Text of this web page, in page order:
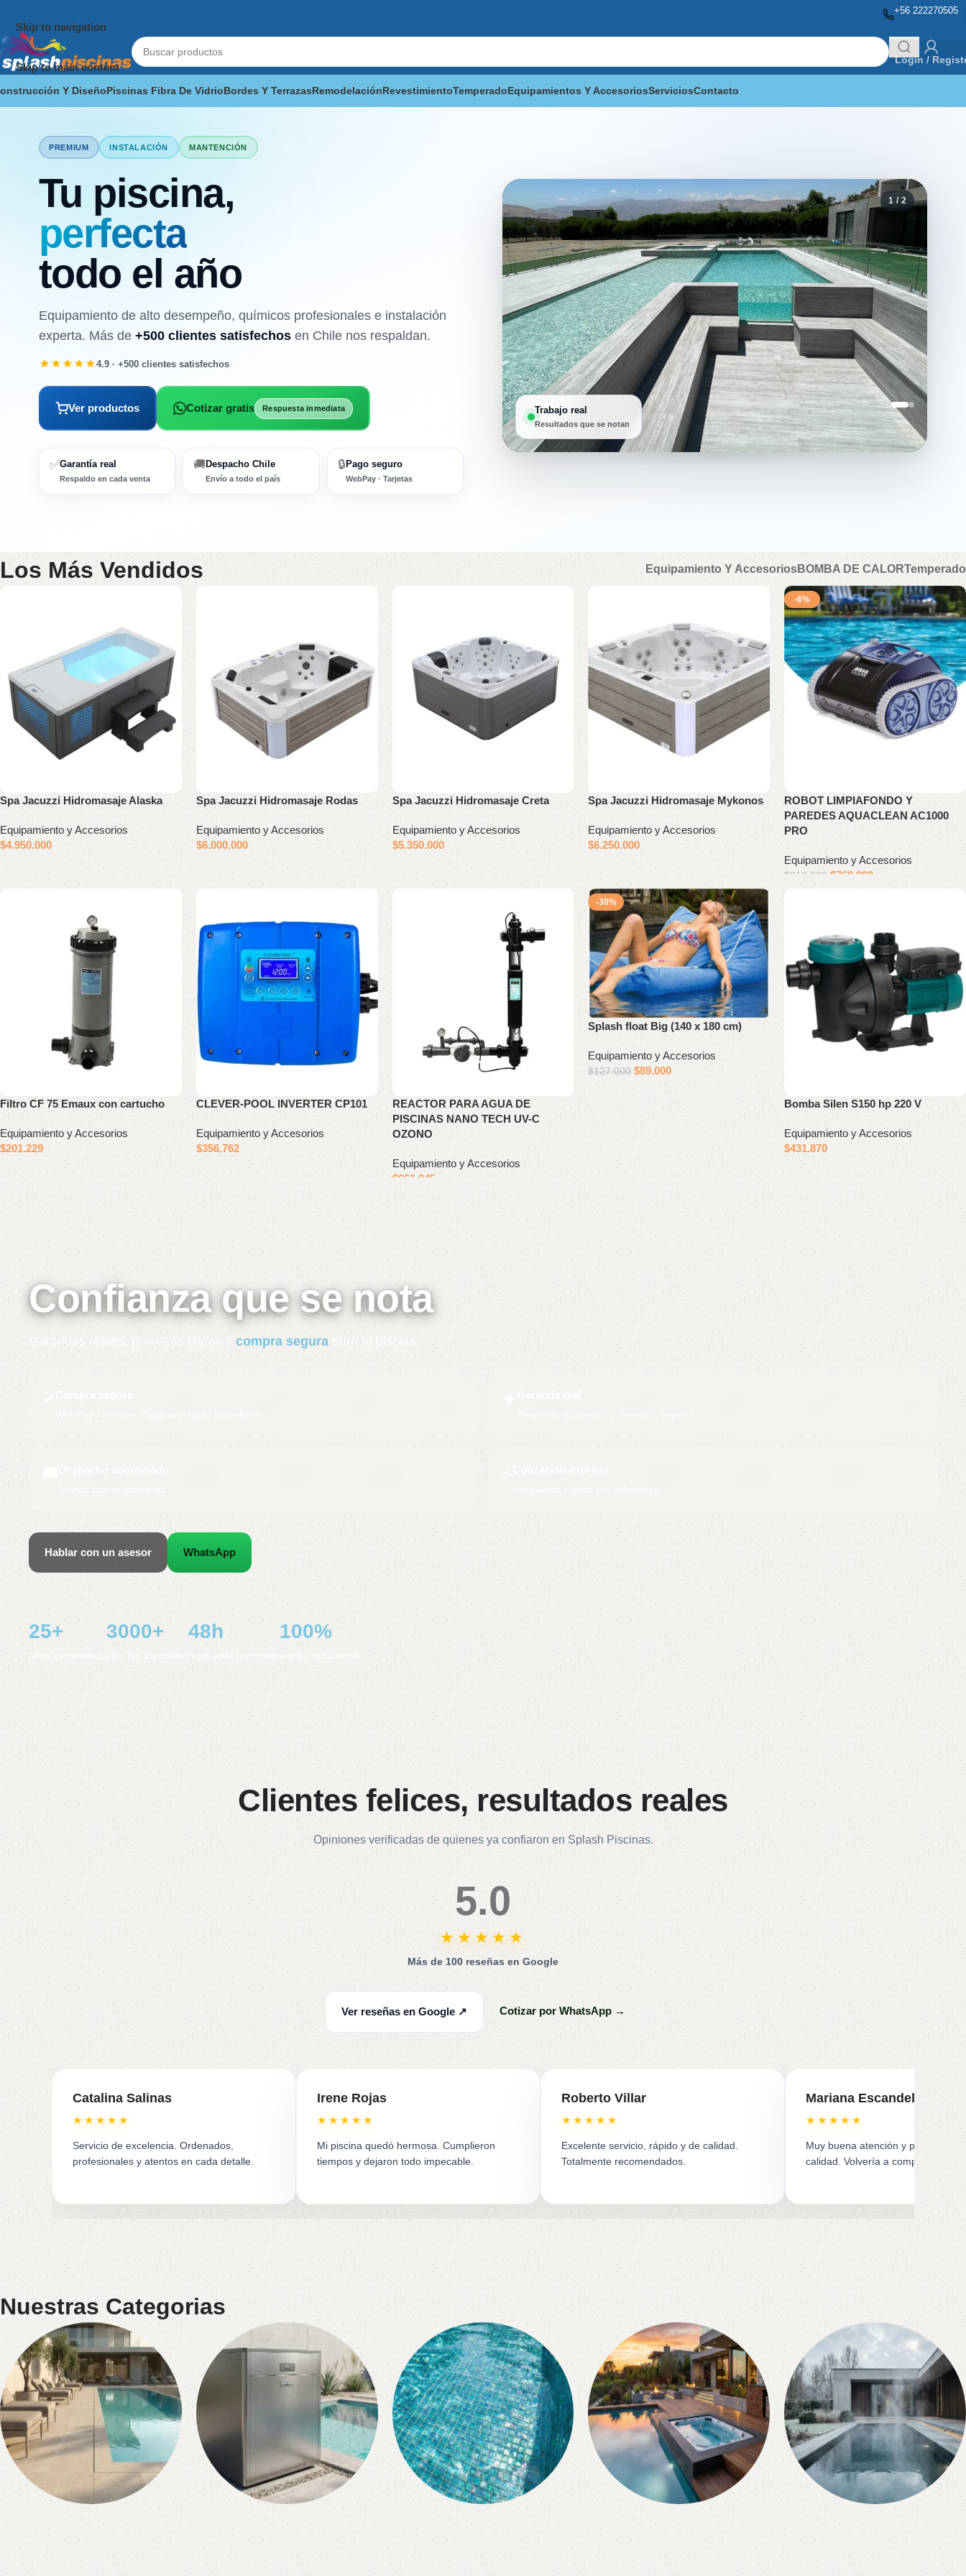
Skip to navigation
Skip to main content
+56 222270505
Login /
Y DiseñoPiscinas Fibra De VidrioBordes Y TerrazasRemodelaciónRevestimientoTemperadoEquipamientos Y AccesoriosServiciosContacto
PREMIUM INSTALACIÓN MANTENCIÓN
Tu piscina,
perfecta
todo el año
Equipamiento de alto desempeño, químicos profesionales e instalación
experta. Más de +500 clientes satisfechosen Chile nos respaldan.
4.9 · +500 clientes satisfechos
Ver productos Cotizar gratis Respuesta inmediata
✅Garantía real
Respaldo en cada venta
🚚Despacho Chile
Envío a todo el país
🔒 Pago seguro
WebPay · Tarjetas
Trabajo real
Resultados que se notan
1 / 2
Los Más Vendidos Equipamiento Y AccesoriosBOMBA DE CALORTemperado
Spa Jacuzzi Hidromasaje Alaska
Equipamiento y Accesorios
$4.950.000
Spa Jacuzzi Hidromasaje Rodas
Equipamiento y Accesorios
$6.000.000
Spa Jacuzzi Hidromasaje Creta
Equipamiento y Accesorios
$5.350.000
Spa Jacuzzi Hidromasaje Mykonos
Equipamiento y Accesorios
$6.250.000
-6%
ROBOT LIMPIAFONDO Y
PAREDES AQUACLEAN AC1000
PRO
Equipamiento y Accesorios
$810.000 $760.000
Filtro CF 75 Emaux con cartucho
Equipamiento y Accesorios
$201.229
CLEVER-POOL INVERTER CP101
Equipamiento y Accesorios
$356.762
REACTOR PARA AGUA DE
PISCINAS NANO TECH UV-C
OZONO
Equipamiento y Accesorios
$661.045
-30%
Splash float Big (140 x 180 cm)
Equipamiento y Accesorios
$127.000 $89.000
Bomba Silen S150 hp 220 V
Equipamiento y Accesorios
$431.870
Confianza que se nota
Garantías reales, procesos claros y compra segurapara tu piscina.
Hablar con un asesor WhatsApp
25+
años experiencia
3000+
clientes atendidos
48h
respuesta promedio
100%
asesoría humana
Clientes felices, resultados reales
Opiniones verificadas de quienes ya confiaron en Splash Piscinas.
5.0
★★★★★
Más de 100 reseñas en Google
Ver reseñas en Google ↗ Cotizar por WhatsApp →
Catalina Salinas
★★★★★
Servicio de excelencia. Ordenados,
profesionales y atentos en cada detalle.
Irene Rojas
★★★★★
Mi piscina quedó hermosa. Cumplieron
tiempos y dejaron todo impecable.
Roberto Villar
★★★★★
Excelente servicio, rápido y de calidad.
Totalmente recomendados.
Mariana Escandela
★★★★★
Muy buena atención y productos
calidad. Volvería a comprar.
Nuestras Categorias
Porcelanato Bordes,
Terrazas Y
Quinchos
Bombas De Calor Mosaico
Equipamiento Y
Accesorios
Temperado